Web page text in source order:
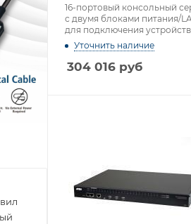
16-портовый консольный
с двумя блоками питания/
для подключения
последовательным
Уточнить наличие
304 016 руб